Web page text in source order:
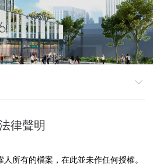
律聲明
所有的檔案，在此並未作任何授權。